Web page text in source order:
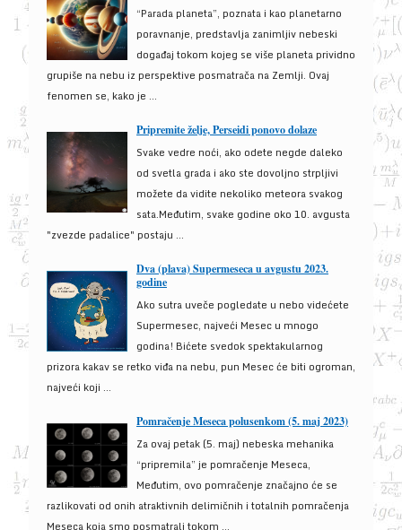
“Parada planeta”, poznata i kao planetarno
poravnanje, predstavlja zanimljiv nebeski
događaj tokom kojeg se više planeta prividno
grupiše na nebu iz perspektive posmatrača na Zemlji. Ovaj
fenomen se, kako je ...
Pripremite želje, Perseidi ponovo dolaze
Svake vedre noći, ako odete negde daleko
od svetla grada i ako ste dovoljno strpljivi
možete da vidite nekoliko meteora svakog
sata.Međutim, svake godine oko 10. avgusta
"zvezde padalice" postaju ...
Dva (plava) Supermeseca u avgustu 2023.
godine
Ako sutra uveče pogledate u nebo videćete
Supermesec, najveći Mesec u mnogo
godina! Bićete svedok spektakularnog
prizora kakav se retko viđa na nebu, pun Mesec će biti ogroman,
najveći koji ...
Pomračenje Meseca polusenkom (5. maj 2023)
Za ovaj petak (5. maj) nebeska mehanika
“pripremila” je pomračenje Meseca,
Međutim, ovo pomračenje značajno će se
razlikovati od onih atraktivnih delimičnih i totalnih pomračenja